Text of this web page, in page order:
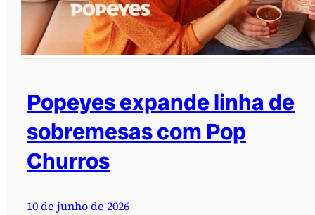
Popeyes expande linha de
sobremesas com Pop
Churros
10 de junho de 2026